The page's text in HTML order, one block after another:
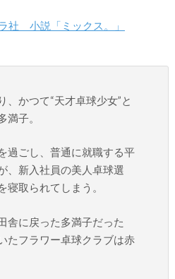
社 小説「ミックス。」
、かつて“天才卓球少女”と
満子。
過ごし、普通に就職する平
、新入社員の美人卓球選
寝取られてしまう。
舎に戻った多満子だった
たフラワー卓球クラブは赤